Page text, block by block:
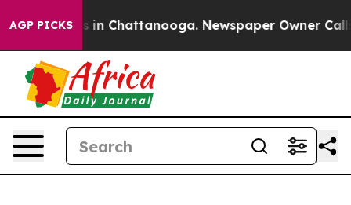
AGP PICKS
Chaos in Chattanooga. Newspaper Owner Calls